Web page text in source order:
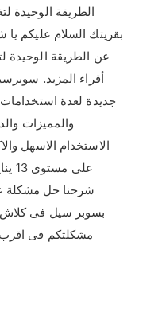
الطريقة الوحيدة
بقريتك السلام عليكم
عن الطريقة
أقراء المزيد.
جديدة لعدة
والمميزات
الاستخدام الاسهل
شرحنا حل مشكلة
بسوبر سيل فى
مشكلتكم فى